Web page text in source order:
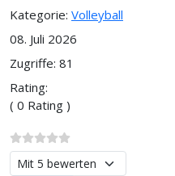
Kategorie: Volleyball
08. Juli 2026
Zugriffe: 81
Rating:
( 0 Rating )
Bitte bewerten